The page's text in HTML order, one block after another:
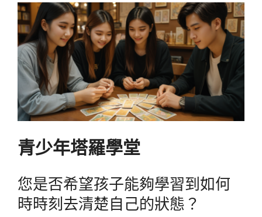
啡
館
青少年塔羅學堂
您是否希望孩子能夠學習到如何
時時刻去清楚自己的狀態？